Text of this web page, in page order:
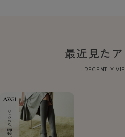
最近見た
RECENTLY